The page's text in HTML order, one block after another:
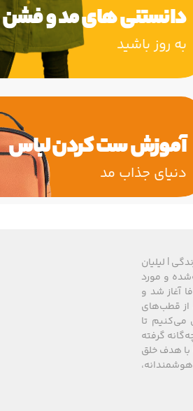
دانستنی های مد و فشن
به روز باشید
آموزش ست کردن لباس
دنیای جذاب مد
| لیلیان
و مورد
گروه شکوفا آغاز شد و
یکی از قطب‌های
می‌کنیم تا
گرفته
با هدف خلق